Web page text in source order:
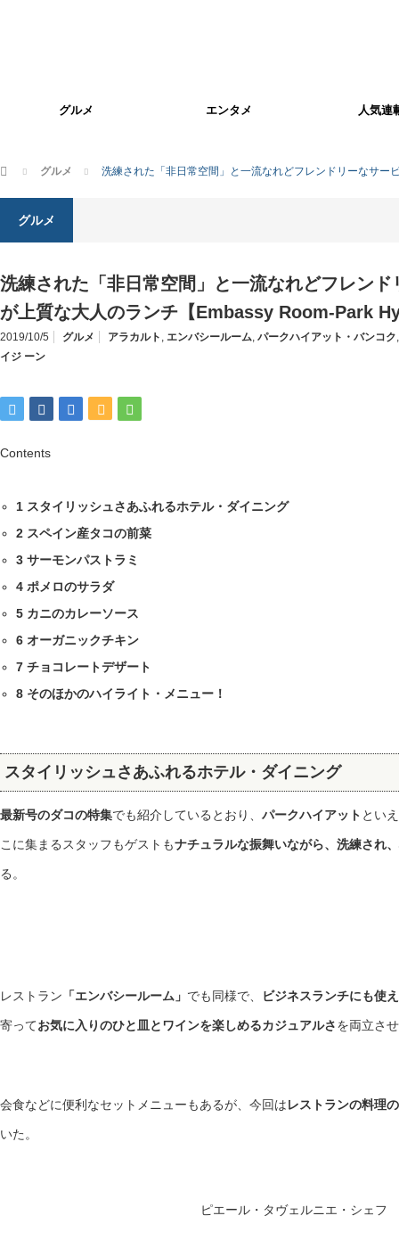
グルメ エンタメ 人気連
ホーム グルメ 洗練された「非日常空間」と一流なれどフレンドリーなサ
グルメ
洗練された「非日常空間」と一流なれどフレン
が上質な大人のランチ【Embassy Room-Park
2019/10/5 グルメ アラカルト , エンバシールーム, パークハイアット・バンコク
イジ ーン
Contents
1 スタイリッシュさあふれるホテル・ダイニング
2 スペイン産タコの前菜
3 サーモンパストラミ
4 ポメロのサラダ
5 カニのカレーソース
6 オーガニックチキン
7 チョコレートデザート
8 そのほかのハイライト・メニュー！
スタイリッシュさあふれるホテル・ダイニング
最新号のダコの特集でも紹介しているとおり、 パークハイアット とい
こに集まるスタッフもゲストもナチュラルな振舞いながら、洗練され
る。
レストラン 「エンバシールーム」 でも同様で、 ビジネスランチにも使
寄ってお気に入りのひと皿とワインを楽しめるカジュアルさを両立さ
会食などに便利なセットメニューもあるが、今回はレストランの料理
いた。
ピエール・タヴェルニエ・シェフ